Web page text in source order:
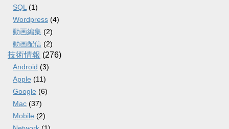
SQL(1)
Wordpress (4)
動画編集 (2)
動画配信 (2)
技術情報 (276)
Android (3)
Apple (11)
Google (6)
Mac (37)
Mobile (2)